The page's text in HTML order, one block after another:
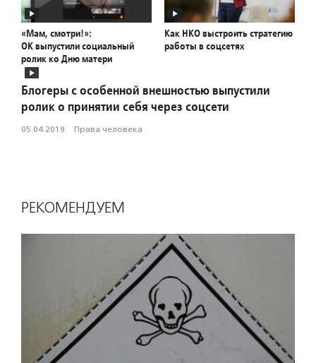
«Мам, смотри!»:
ОК выпустили социальный
ролик ко Дню матери
Как НКО выстроить стратегию
работы в соцсетях
Блогеры с особенной внешностью выпустили
ролик о принятии себя через соцсети
05.04.2019 · Права человека
РЕКОМЕНДУЕМ